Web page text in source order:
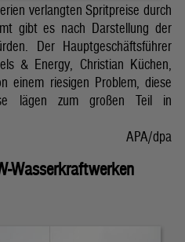
verlangten Spritpreise durch
gibt es nach Darstellung der
Der Hauptgeschäftsführer
& Energy, Christian Küchen,
einem riesigen Problem, diese
lägen zum großen Teil in
APA/dpa
Wasserkraftwerken